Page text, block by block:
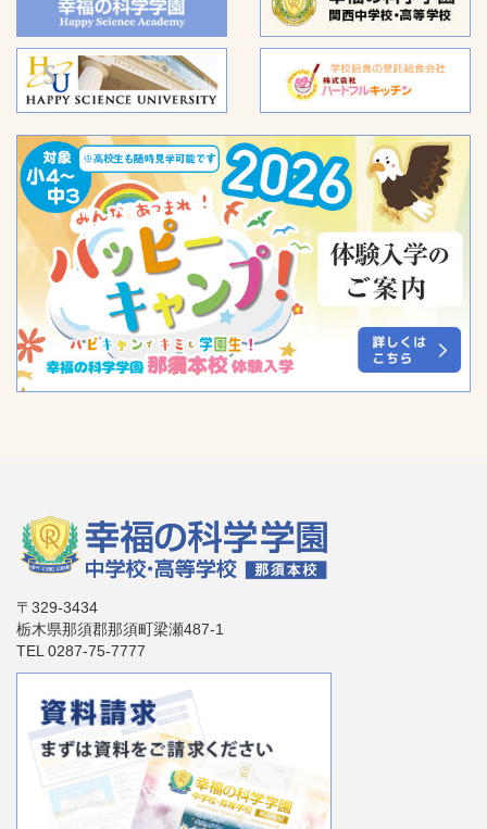
〒329-3434
栃木県那須郡那須町梁瀬487-1
TEL 0287-75-7777